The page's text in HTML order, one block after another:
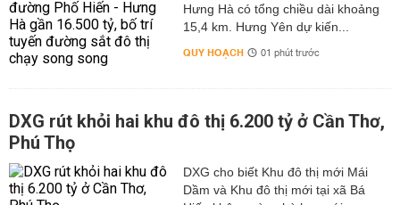
Hưng Hà có tổng chiều dài khoảng
15,4 km. Hưng Yên dự kiến...
QUY HOẠCH 01 phút trước
DXG rút khỏi hai khu đô thị 6.200 tỷ ở Cần Thơ,
Phú Thọ
DXG cho biết Khu đô thị mới Mái
Dầm và Khu đô thị mới tại xã Bá